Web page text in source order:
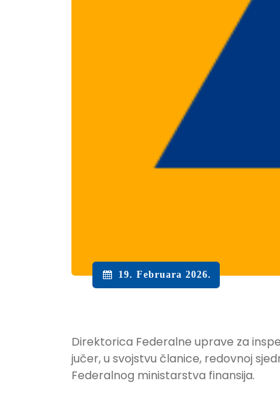
19. Februara 2026.
Direktorica Federalne uprave za
jučer, u svojstvu članice, redovnoj
Federalnog ministarstva finansija.